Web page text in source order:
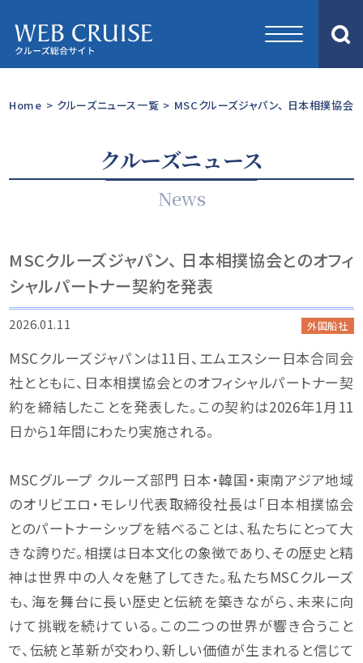
Home > クルーズニュース一覧 > MSCクルーズジャパン、 日本相撲協会
クルーズニュース
News
MSCクルーズジャパン、 日本相撲協会とのオフィ
シャルパートナー契約を発表
2026.01.11 外国船社
MSCクルーズジャパンは11日、エムエスシー日本合同会
社とともに、日本相撲協会とのオフィシャルパートナー契
約を締結したことを発表した。この契約は2026年1月11
日から1年間にわたり実施される。
MSCグループ クルーズ部門 日本・韓国・東南アジア地域
のオリビエロ・モレリ代表取締役社長は「日本相撲協会
とのパートナーシップを結べることは、私たちにとって大
きな誇りだ。相撲は日本文化の象徴であり、その歴史と精
神は世界中の人々を魅了してきた。私たちMSCクルーズ
も、海を舞台に長い歴史と伝統を築きながら、未来に向
けて挑戦を続けている。この二つの世界が響き合うこと
で、伝統と革新が交わり、新しい価値が生まれると信じて